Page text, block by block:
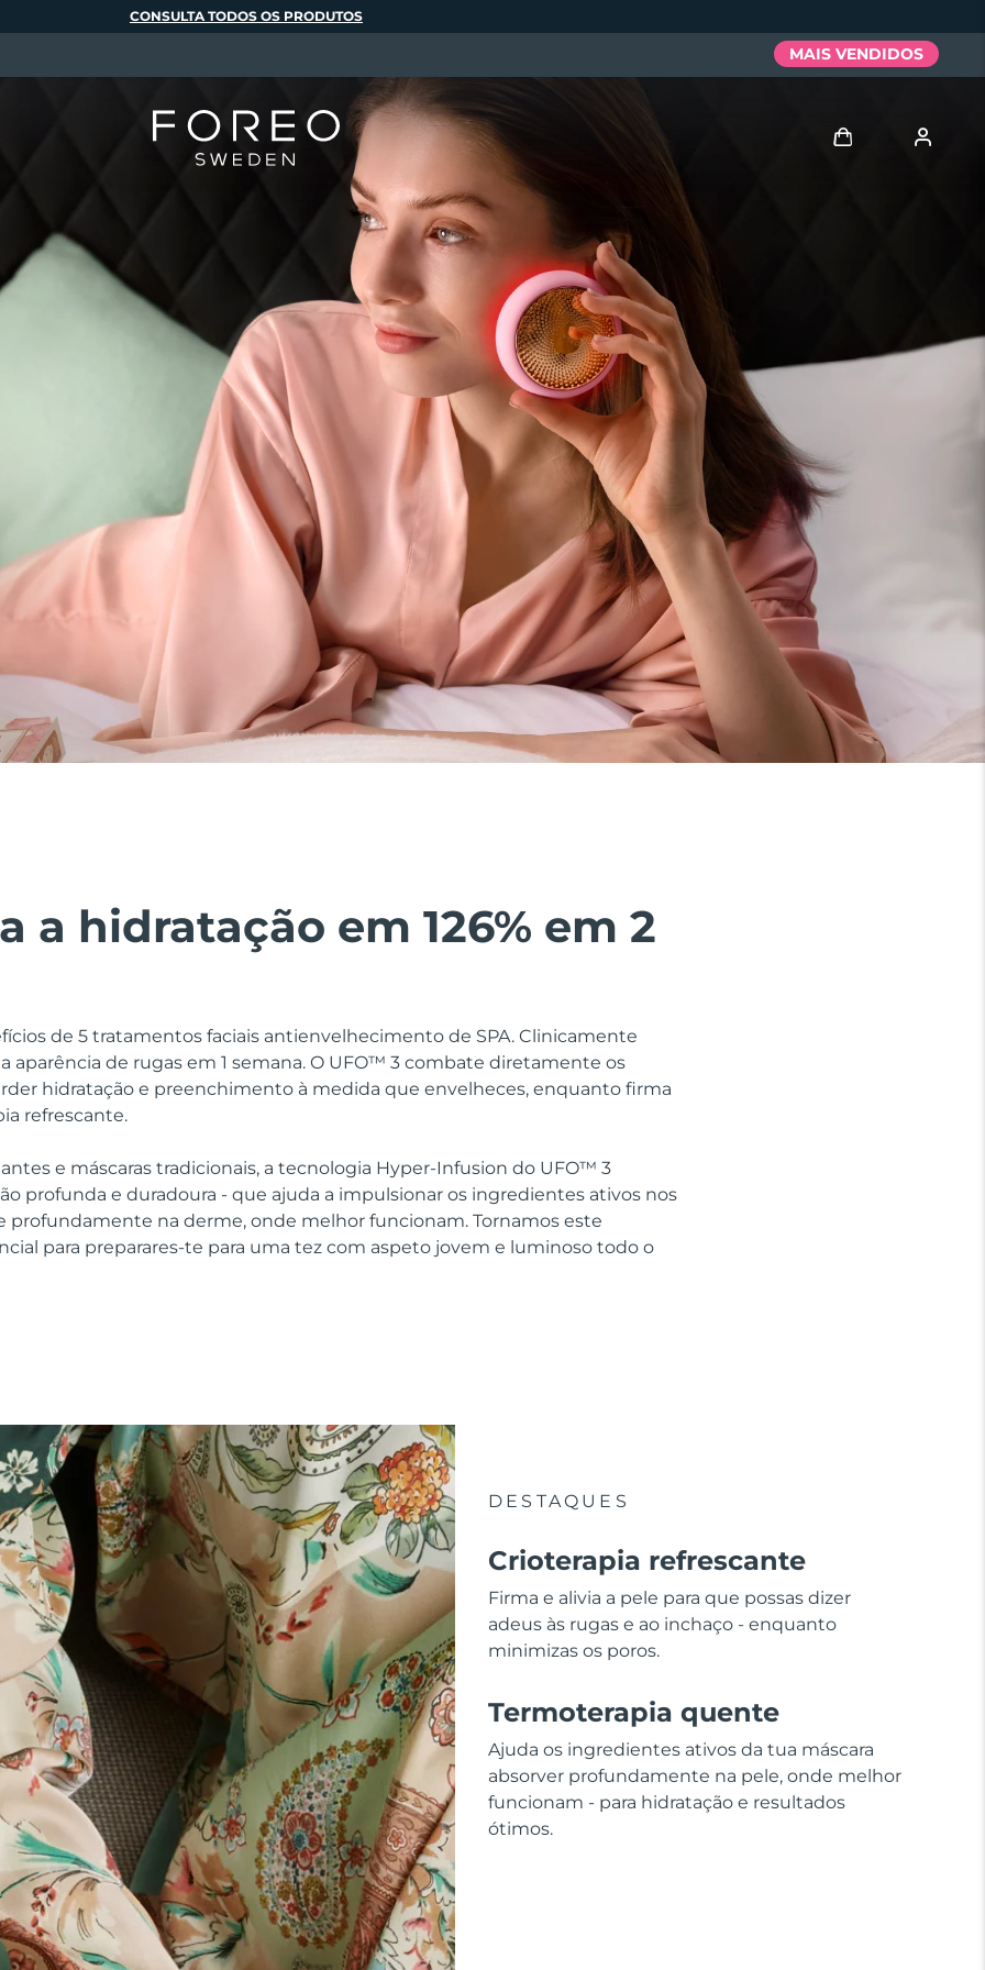
a hidratação em 126% em 2
de 5 tratamentos faciais antienvelhecimento de SPA. Clinicamente
aparência de rugas em 1 semana. O UFO™ 3 combate diretamente os
hidratação e preenchimento à medida que envelheces, enquanto firma
refrescante.
e máscaras tradicionais, a tecnologia Hyper-Infusion do UFO™ 3
profunda e duradoura - que ajuda a impulsionar os ingredientes ativos nos
profundamente na derme, onde melhor funcionam. Tornamos este
para preparares-te para uma tez com aspeto jovem e luminoso todo o
DESTAQUES
Crioterapia refrescante
Firma e alivia a pele para que possas dizer
adeus às rugas e ao inchaço - enquanto
minimizas os poros.
Termoterapia quente
Ajuda os ingredientes ativos da tua máscara
absorver profundamente na pele, onde melhor
funcionam - para hidratação e resultados
ótimos.
CONSULTA TODOS OS PRODUTOS
MAIS VENDIDOS
Meus pedidos
As minhas subscrições